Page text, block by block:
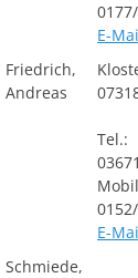
E-
Friedrich,
Andreas
Tel.:
E-
Schmiede,